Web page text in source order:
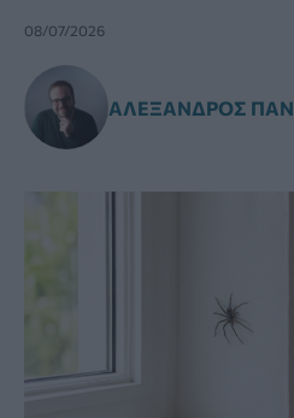
08/07/2026
ΑΛΈΞΑΝΔΡΟΣ